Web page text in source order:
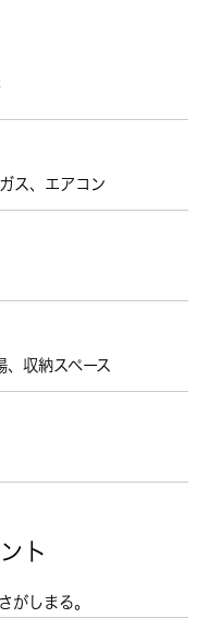
ス、 エアコン
、 収納スペース
ト
さがしまる。